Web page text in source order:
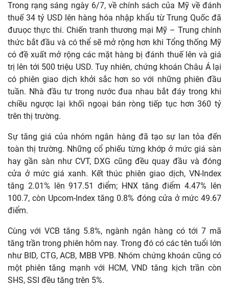
Trong rạng sáng ngày 6/7, về chính sách của Mỹ về đánh
thuế 34 tỷ USD lên hàng hóa nhập khẩu từ Trung Quốc đã
đưuọc thực thi. Chiến tranh thương mại Mỹ – Trung chính
thức bắt đầu và có thể sẽ mở rộng hơn khi Tổng thống Mỹ
có đề xuất mở rộng các mặt hàng bị đánh thuế lên và giá
trị lên tới 500 triệu USD. Tuy nhiên, chứng khoán Châu Á lại
có phiên giao dịch khởi sắc hơn so với những phiên đầu
tuần. Nhà đầu tư trong nước đua nhau bắt đáy trong khi
chiều ngược lại khối ngoại bán ròng tiếp tục hơn 360 tỷ
trên thị trường.
Sự tăng giá của nhóm ngân hàng đã tạo sự lan tỏa đến
toàn thị trường. Những cổ phiếu từng khớp ở mức giá sàn
hay gần sàn như CVT, DXG cũng đều quay đầu và đóng
cửa ở mức giá xanh. Kết thúc phiên giao dịch, VN-Index
tăng 2.01% lên 917.51 điểm; HNX tăng điểm 4.47% lên
100.7, còn Upcom-Index tăng 0.8% đóng cửa ở mức 49.67
điểm.
Cùng với VCB tăng 5.8%, ngành ngân hàng có tới 7 mã
tăng trần trong phiên hôm nay. Trong đó có các tên tuổi lớn
như BID, CTG, ACB, MBB VPB. Nhóm chứng khoán cũng có
một phiên tăng mạnh với HCM, VND tăng kịch trần còn
SHS, SSI đều tăng trên 5%.